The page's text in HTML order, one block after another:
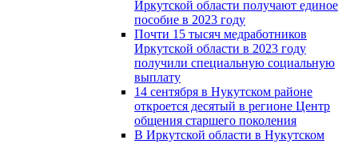
Иркутской области получают единое
пособие в 2023 году
Почти 15 тысяч медработников
Иркутской области в 2023 году
получили специальную социальную
выплату
14 сентября в Нукутском районе
откроется десятый в регионе Центр
общения старшего поколения
В Иркутской области в Нукутском